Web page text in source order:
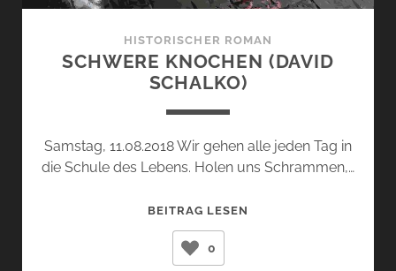
HISTORISCHER ROMAN
SCHWERE KNOCHEN (DAVID
SCHALKO)
Samstag, 11.08.2018 Wir gehen alle jeden Tag in
die Schule des Lebens. Holen uns Schrammen,…
BEITRAG LESEN
0